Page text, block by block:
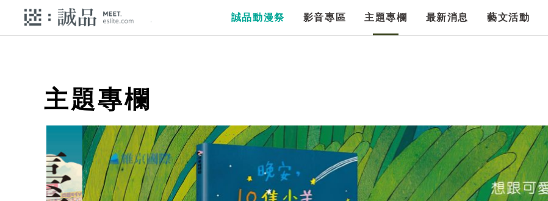
誠品動漫祭 影音專區 主題專欄 最新消息 藝文活動
主題專欄